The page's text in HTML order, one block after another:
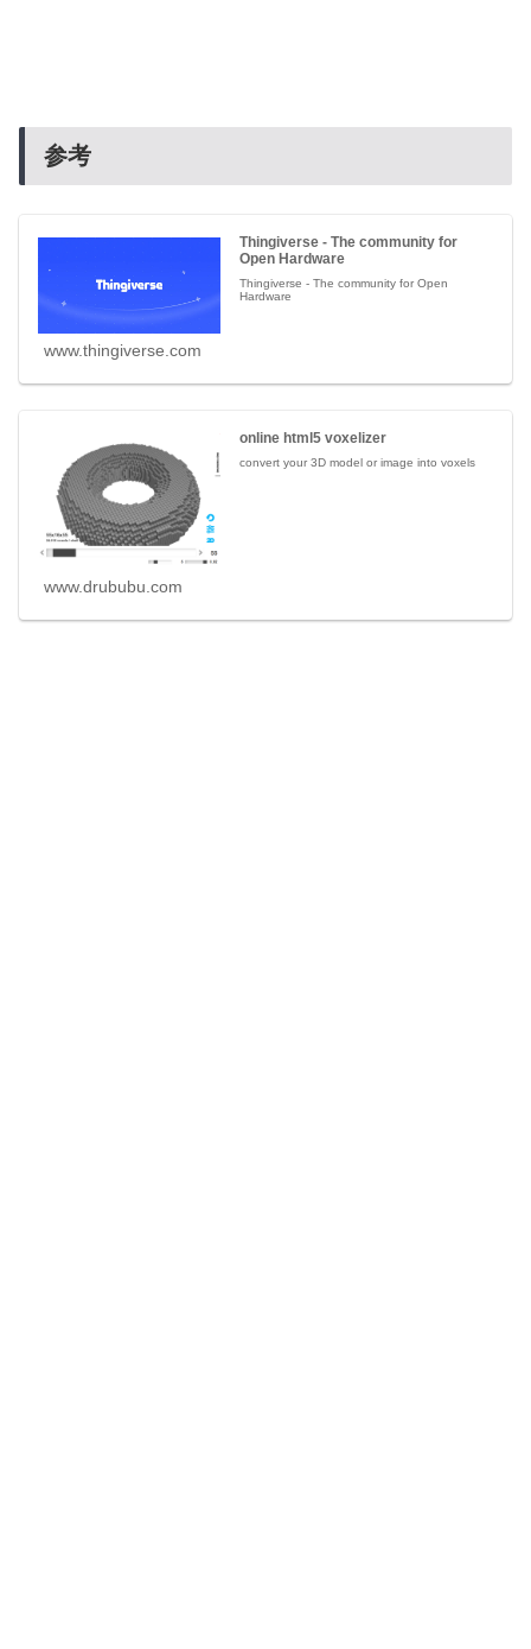
参考
Thingiverse - The community for
Open Hardware
Thingiverse - The community for Open
Hardware
www.thingiverse.com
online html5 voxelizer
convert your 3D model or image into voxels
www.drububu.com